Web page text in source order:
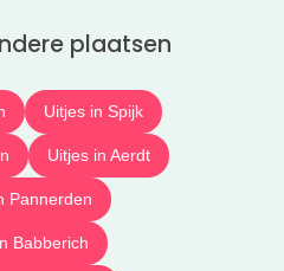
plaatsen
Uitjes in Spijk
Uitjes in Aerdt
Pannerden
Babberich